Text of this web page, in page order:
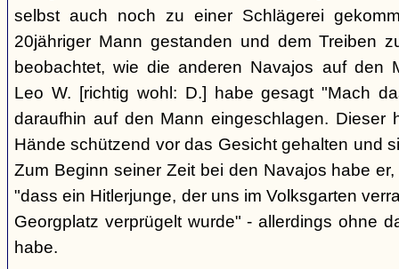
selbst auch noch zu einer Schlägerei
20jähriger Mann gestanden und dem Treiben
beobachtet, wie die anderen Navajos auf den
Leo W. [richtig wohl: D.] habe gesagt "Mach
daraufhin auf den Mann eingeschlagen. Dieser
Hände schützend vor das Gesicht gehalten und
Zum Beginn seiner Zeit bei den Navajos habe
"dass ein Hitlerjunge, der uns im Volksgarten
Georgplatz verprügelt wurde" - allerdings ohne
habe.